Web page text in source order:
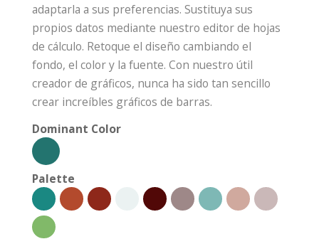
adaptarla a sus preferencias. Sustituya sus
propios datos mediante nuestro editor de hojas
de cálculo. Retoque el diseño cambiando el
fondo, el color y la fuente. Con nuestro útil
creador de gráficos, nunca ha sido tan sencillo
crear increíbles gráficos de barras.
Dominant Color
Palette